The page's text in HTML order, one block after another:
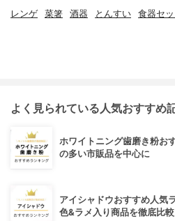
レンゲ 菜箸 酒器 とんすい 食器セッ
よく見られている人気おすすめ
ホワイトニング歯磨き粉お
の多い市販品を中心に
アイシャドウおすすめ人気
色&ラメ入り商品を徹底比較